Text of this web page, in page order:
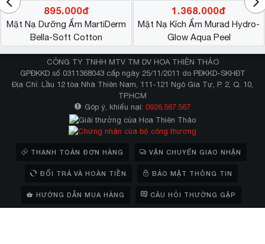
chính là Công ty Mỹ phẩm Hoa Thiên Thảo với gần 15
năm kinh nghiệm chuyên phân phối mỹ phẩm chính
hãng. Đảm bảo bạn sẽ tìm mua được sản phẩm mình
yêu thích với giá cả phải chăng cùng lời cam kết bán
hàng 100% chính hãng từ Hoa Thiên Thảo.
Neova Gentle Purifying Mask là mặt nạ dưỡng ẩm dành
cho da khô, lão hóa được mọi người yêu thích. Chỉ cần
kiên trì sử dụng trong thời gian ngắn, mọi vấn đề về da
như khô sạm, nứt nẻ, thiếu ẩm,… sẽ được cải thiện
biết thêm thông tin về sản phẩm bạn nhé.
NguồnHoa Thiên Thảo
895.000đ
Mặt Nạ Dưỡng Ẩm MartiDerm
Bella-Soft Cotton
1.368.000đ
Mặt Nạ Kích Ẩm Murad Hydro-
Glow Aqua Peel
CÔNG TY TNHH MTV TM DV HOA THIÊN THẢO
GPĐKKD số 0311368043 cấp ngày 25/11/2011 do PĐKKD-SKHĐT
Địa Chỉ: Lầu 12 tòa Nhà Thiên Nam, 111-121 Ngô Gia Tự, P. 2, Q. 10,
TP.HCM
Góp ý, khiếu nại: 0926.567.567
THANH TOÁN ĐƠN HÀNG VẬN CHUYỂN GIAO NHẬN
ĐỔI TRẢ VÀ HOÀN TIỀN BẢO MẬT THÔNG TIN
HƯỚNG DẪN MUA HÀNG CÂU HỎI THƯỜNG GẶP